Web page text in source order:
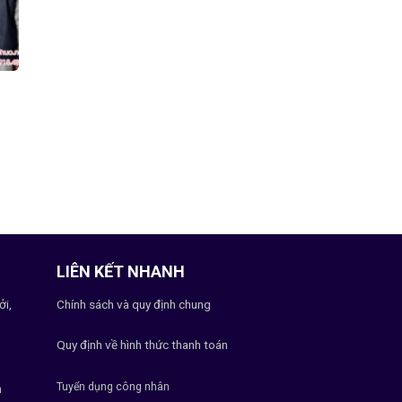
LIÊN KẾT NHANH
Chính sách và quy định chung
Quy định về hình thức thanh toán
Tuyển dụng công nhân